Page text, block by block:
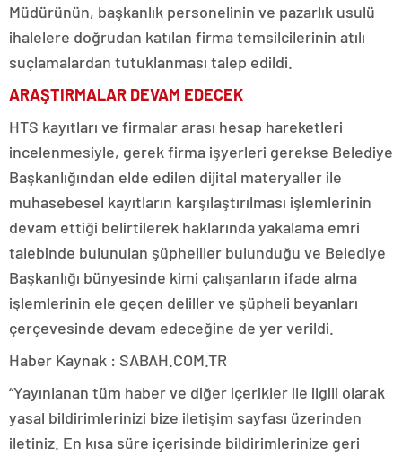
Müdürünün, başkanlık personelinin ve pazarlık usulü
ihalelere doğrudan katılan firma temsilcilerinin atılı
suçlamalardan tutuklanması talep edildi.
ARAŞTIRMALAR DEVAM EDECEK
HTS kayıtları ve firmalar arası hesap hareketleri
incelenmesiyle, gerek firma işyerleri gerekse Belediye
Başkanlığından elde edilen dijital materyaller ile
muhasebesel kayıtların karşılaştırılması işlemlerinin
devam ettiği belirtilerek haklarında yakalama emri
talebinde bulunulan şüpheliler bulunduğu ve Belediye
Başkanlığı bünyesinde kimi çalışanların ifade alma
işlemlerinin ele geçen deliller ve şüpheli beyanları
çerçevesinde devam edeceğine de yer verildi.
Haber Kaynak : SABAH.COM.TR
“Yayınlanan tüm haber ve diğer içerikler ile ilgili olarak
yasal bildirimlerinizi bize iletişim sayfası üzerinden
iletiniz. En kısa süre içerisinde bildirimlerinize geri